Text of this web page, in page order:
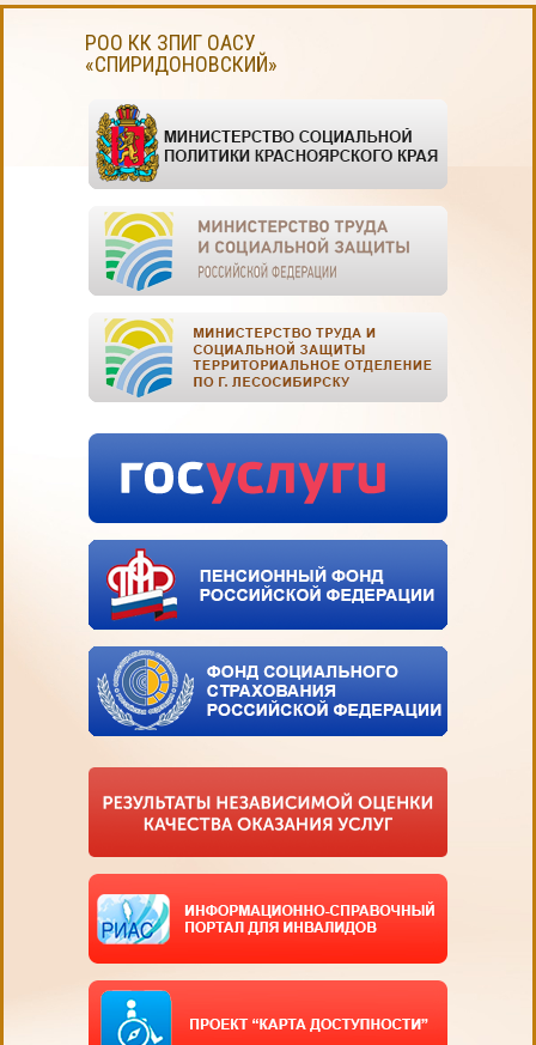
РОО КК ЗПИГ ОАСУ
«СПИРИДОНОВСКИЙ»